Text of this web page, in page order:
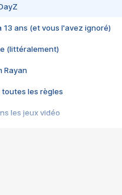
13 ans (et vous l'avez ignoré)
(littéralement)
Rayan
toutes les règles
les jeux vidéo